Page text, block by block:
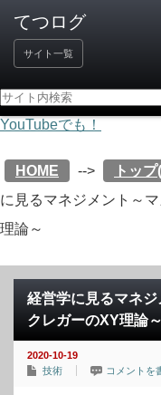
サイト一覧
YouTubeでも！
HOME --> トッ
に見るマネジメント～
理論～
経営学に見るマネ
クレガーのXY理論～
2020-10-19
技術
コメントを